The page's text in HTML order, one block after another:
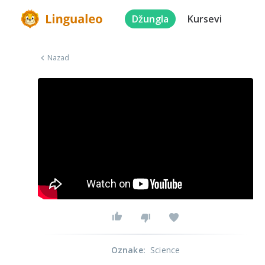
Džungla Kursevi
Nazad
Oznake: Science